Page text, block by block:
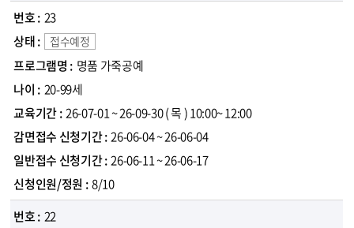
23
접수예정
명품 가죽공예
20-99세
26-07-01 ~ 26-09-30( 목 )10:00~ 12:00
26-06-04 ~ 26-06-04
26-06-11 ~ 26-06-17
8/10
22